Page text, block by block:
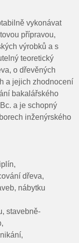
vykonávat
přípravou,
výrobků a s
teoretický
o dřevěných
a jejich zhodnocení
bakalářského
a je schopný
inženýrského
dřeva,
nábytku
stavebně-